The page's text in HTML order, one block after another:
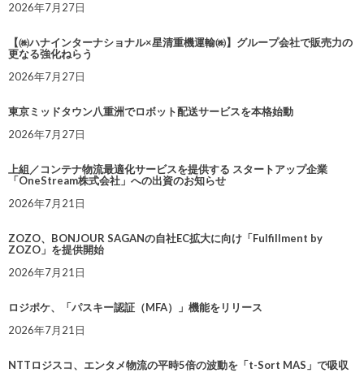
2026年7月27日
【㈱ハナインターナショナル×星清重機運輸㈱】グループ会社で販売力の
更なる強化ねらう
2026年7月27日
東京ミッドタウン八重洲でロボット配送サービスを本格始動
2026年7月27日
上組／コンテナ物流最適化サービスを提供する スタートアップ企業
「OneStream株式会社」への出資のお知らせ
2026年7月21日
ZOZO、BONJOUR SAGANの自社EC拡大に向け「Fulfillment by
ZOZO」を提供開始
2026年7月21日
ロジポケ、「パスキー認証（MFA）」機能をリリース
2026年7月21日
NTTロジスコ、エンタメ物流の平時5倍の波動を「t-Sort MAS」で吸収